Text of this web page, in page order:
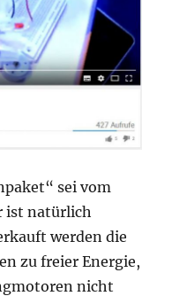
sei vom
ist natürlich
werden die
zu freier Energie,
nicht